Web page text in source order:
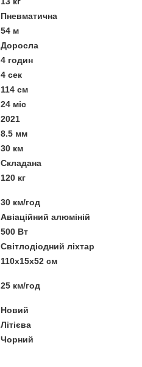
Пневматична
54 м
Доросла
4 годин
4 сек
114 см
24 міс
2021
8.5 мм
30 км
Складана
120 кг
30 км/год
Авіаційний алюміній
500 Вт
Світлодіодний ліхтар
110х15х52 см
25 км/год
Новий
Літієва
Чорний